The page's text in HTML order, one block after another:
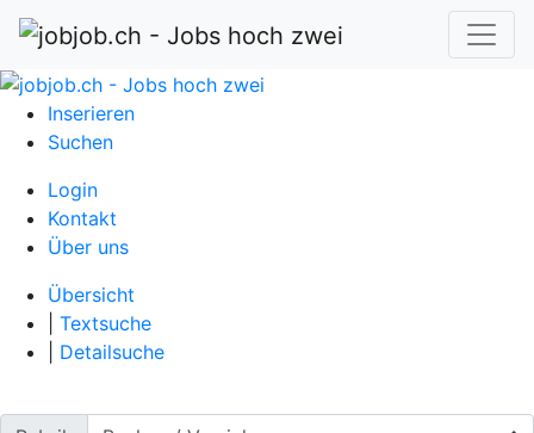
Inserieren
Suchen
Login
Kontakt
Über uns
Übersicht
Textsuche
Detailsuche